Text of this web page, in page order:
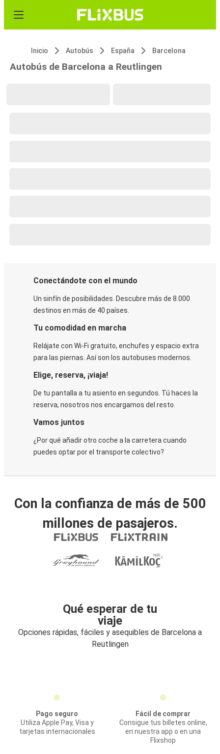
Inicio Autobús España Barcelona
Autobús de Barcelona a Reutlingen
Conectándote con el mundo
Un sinfín de posibilidades. Descubre más de 8.000
destinos en más de 40 países.
Tu comodidad en marcha
Relájate con Wi-Fi gratuito, enchufes y espacio extra
para las piernas. Así son los autobuses modernos.
Elige, reserva, ¡viaja!
De tu pantalla a tu asiento en segundos. Tú haces la
reserva, nosotros nos encargamos del resto.
Vamos juntos
¿Por qué añadir otro coche a la carretera cuando
puedes optar por el transporte colectivo?
Con la confianza de más de 500
millones de pasajeros.
Qué esperar de tu
viaje
Opciones rápidas, fáciles y asequibles de Barcelona a
Reutlingen
Pago seguro
Utiliza Apple Pay, Visa y
tarjetas internacionales
Fácil de comprar
Consigue tus billetes online,
en nuestra app o en una
Flixshop